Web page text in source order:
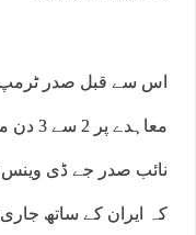
اس سے قبل صدر ٹرمپ
نائب صدر جے ڈی وینس
کہ ایران کے ساتھ